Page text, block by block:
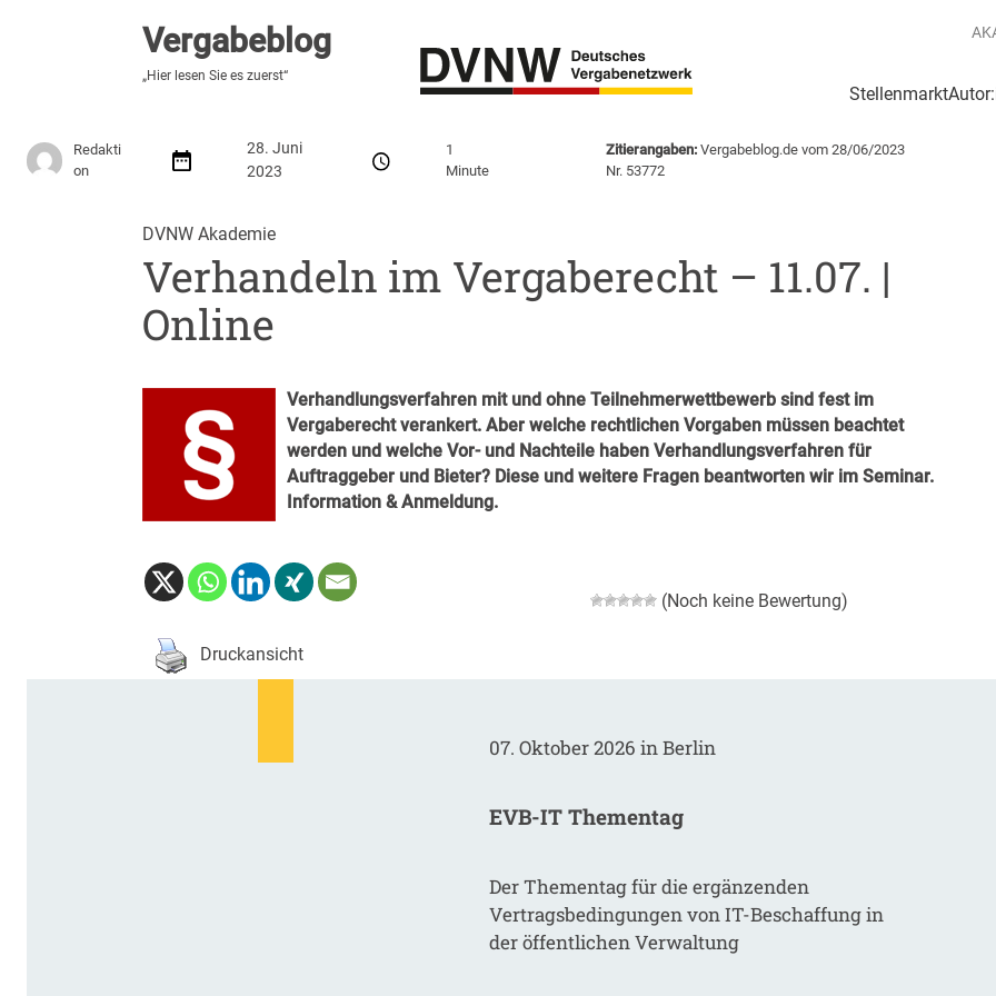
Vergabeblog
„Hier lesen Sie es zuerst“
Stellenmarkt
Vergabeblog
„Hier lesen Sie es zuerst“
Redakti
on
28. Juni
2023
1
Minute
Zitierangaben:Vergabeblog.de vom 28/06/2023
Nr. 53772
DVNW Akademie
Verhandeln im Vergaberecht – 11.07. |
Online
Verhandlungsverfahren mit und ohne Teilnehmerwettbewerb sind fest im
Vergaberecht verankert. Aber welche rechtlichen Vorgaben müssen beachtet
werden und welche Vor- und Nachteile haben Verhandlungsverfahren für
Auftraggeber und Bieter? Diese und weitere Fragen beantworten wir im Seminar.
Information & Anmeldung.
(Noch keine Bewertung)
Druckansicht
07. Oktober 2026 in Berlin
EVB-IT Thementag
Der Thementag für die ergänzenden
Vertragsbedingungen von IT-Beschaffung in
der öffentlichen Verwaltung